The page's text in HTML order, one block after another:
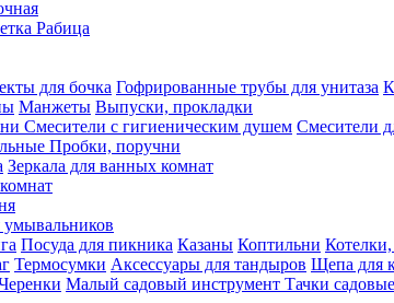
Рабица
для бочка Гофрированные трубы для унитаза
Манжеты Выпуски, прокладки
Смесители с гигиеническим душем Смесители
Пробки, поручни
Зеркала для ванных комнат
Посуда для пикника Казаны Коптильни
Термосумки Аксессуары для тандыров Щепа для
Малый садовый инструмент Тачки садовые